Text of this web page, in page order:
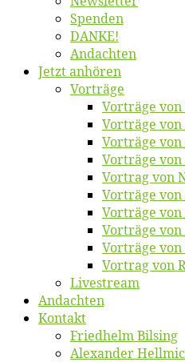
Spen­den
DANKE!
An­dach­ten
Jetzt an­hö­ren
Vor­trä­ge
Vor­trä­ge
Vor­trä­ge
Vor­trä­ge
Vor­trä­ge
Vor­trag von
Vor­trä­ge
Vor­trä­ge
Vor­trä­ge
Vor­trä­ge
Vor­trag von
Live­stream
An­dach­ten
Kon­takt
Fried­helm Bilsing
Alex­an­der